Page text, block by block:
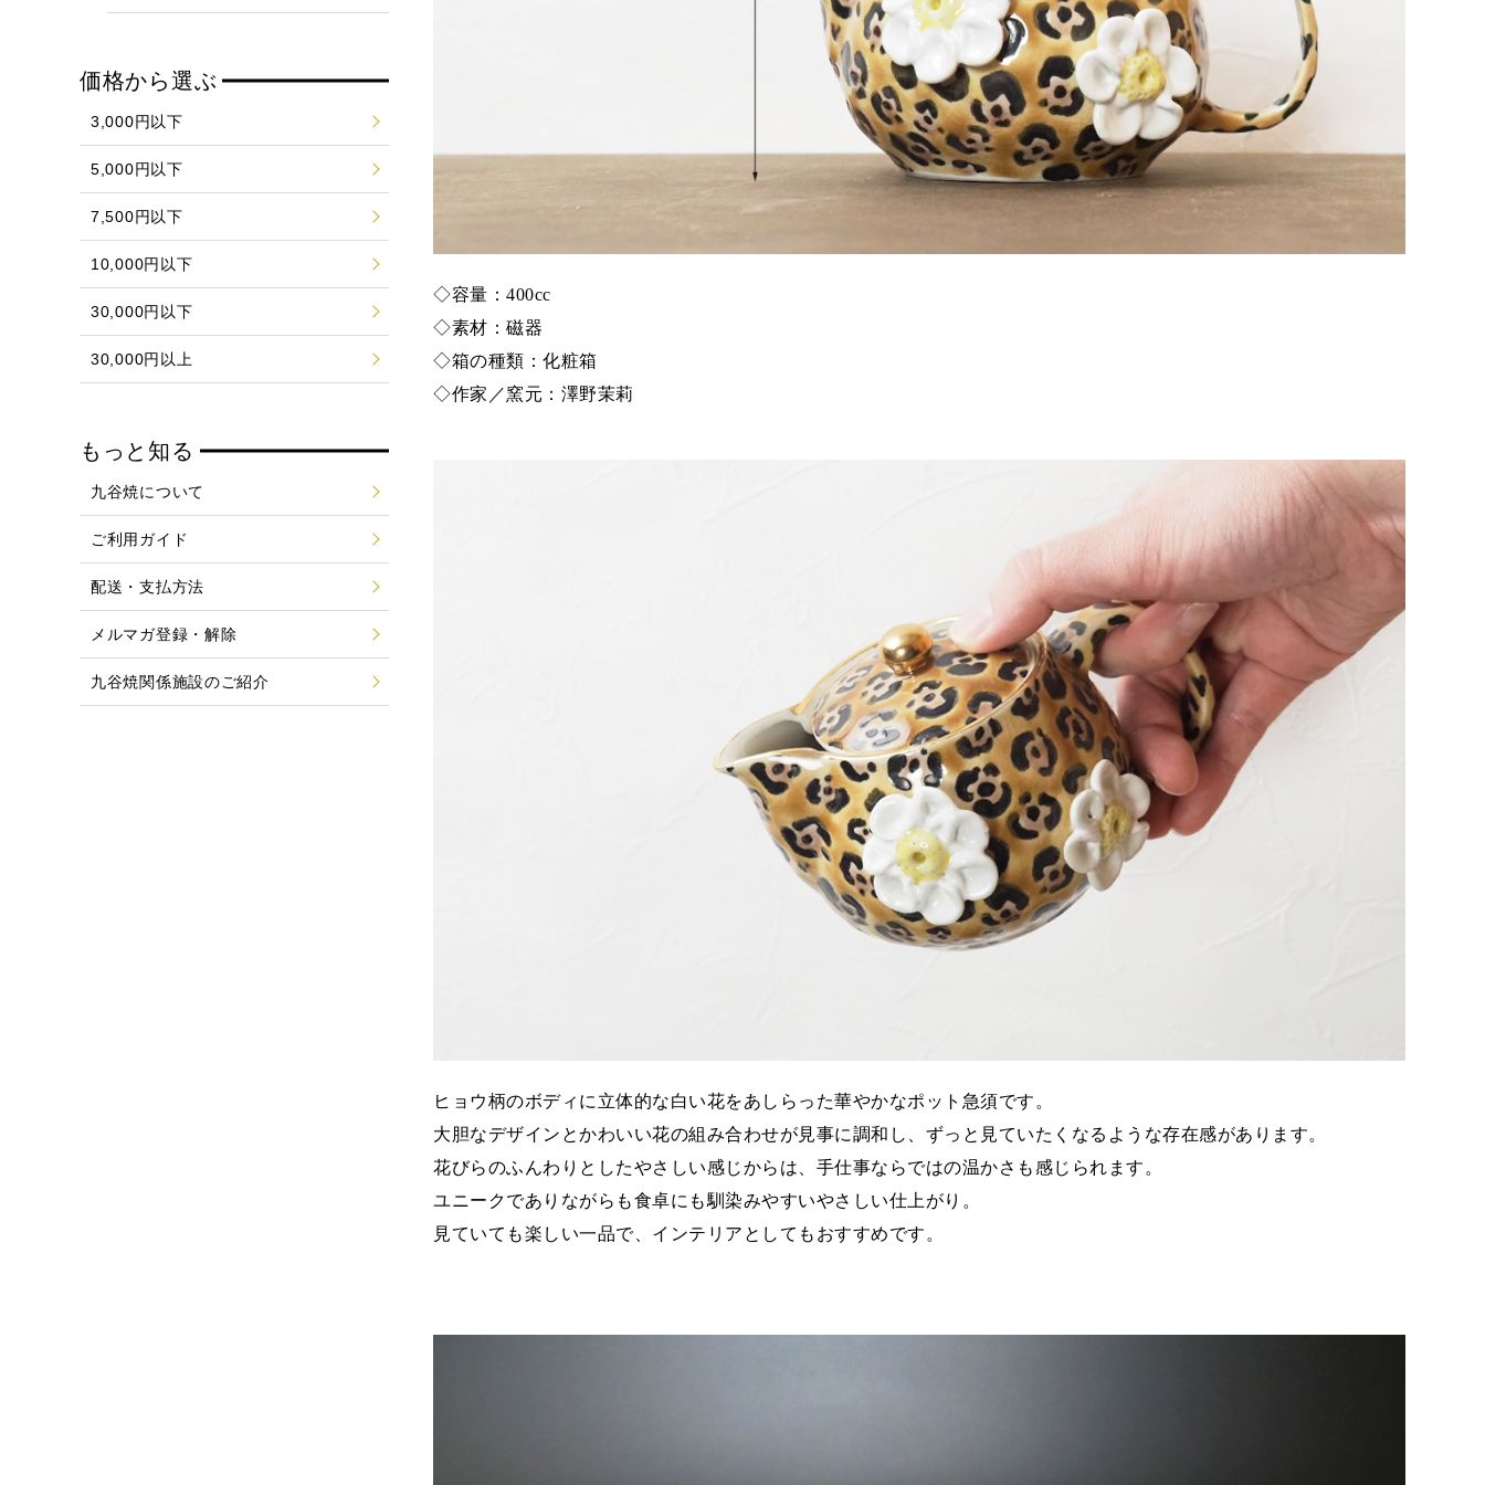
◇容量：400cc
◇素材：磁器
◇箱の種類：化粧箱
◇作家／窯元：澤野茉莉
ヒョウ柄のボディに立体的な白い花をあしらった華やかなポット急須です。
大胆なデザインとかわいい花の組み合わせが見事に調和し、ずっと見ていたくなるような存在感があります。
花びらのふんわりとしたやさしい感じからは、手仕事ならではの温かさも感じられます。
ユニークでありながらも食卓にも馴染みやすいやさしい仕上がり。
見ていても楽しい一品で、インテリアとしてもおすすめです。
価格から選ぶ
3,000円以下
5,000円以下
7,500円以下
10,000円以下
30,000円以下
30,000円以上
もっと知る
九谷焼について
ご利用ガイド
配送・支払方法
メルマガ登録・解除
九谷焼関係施設のご紹介